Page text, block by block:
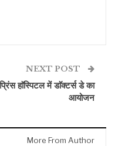
NEXT POST
प्रिंस हाॅस्पिटल में डाॅक्टर्स डे का
आयोजन
More From Author